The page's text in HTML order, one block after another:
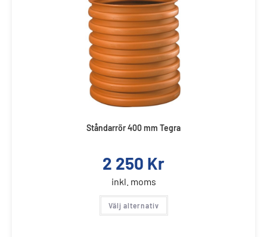
Ståndarrör 400 mm Tegra
2 250 Kr
inkl. moms
Välj alternativ